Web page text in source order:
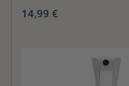
14,99 €